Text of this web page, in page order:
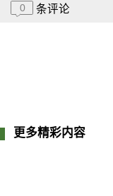
0 条评论
更多精彩内容